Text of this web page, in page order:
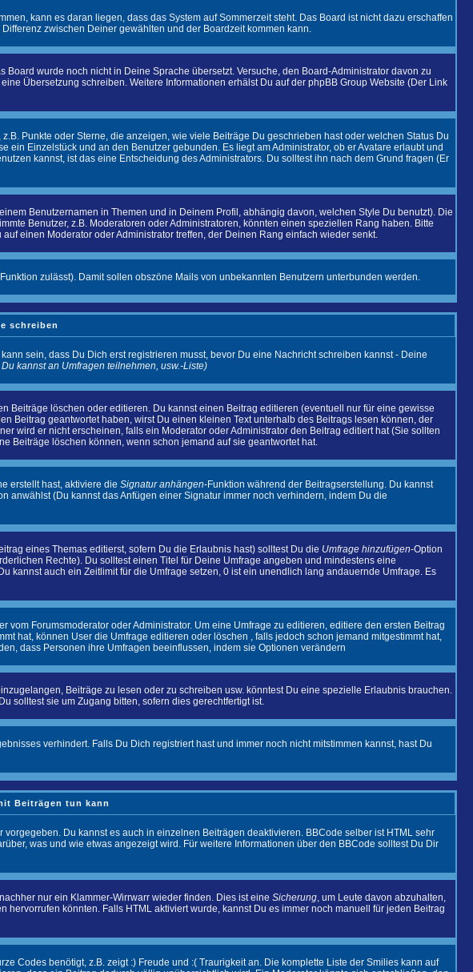
kann es daran liegen, dass das System auf Sommerzeit steht. Das Board ist nicht dazu erschaffen
zwischen Deiner gewählten und der Boardzeit kommen kann.
wurde noch nicht in Deine Sprache übersetzt. Versuche, den Board-Administrator davon zu
Übersetzung schreiben. Weitere Informationen erhälst Du auf der phpBB Group Website (Der Link
Punkte oder Sterne, die anzeigen, wie viele Beiträge Du geschrieben hast oder welchen Status Du
Einzelstück und an den Benutzer gebunden. Es liegt am Administrator, ob er Avatare erlaubt und
kannst, ist das eine Entscheidung des Administrators. Du solltest ihn nach dem Grund fragen (Er
Benutzernamen in Themen und in Deinem Profil, abhängig davon, welchen Style Du benutzt). Die
Benutzer, z.B. Moderatoren oder Administratoren, könnten einen speziellen Rang haben. Bitte
einen Moderator oder Administrator treffen, der Deinen Rang einfach wieder senkt.
zulässt). Damit sollen obszöne Mails von unbekannten Benutzern unterbunden werden.
schreiben
sein, dass Du Dich erst registrieren musst, bevor Du eine Nachricht schreiben kannst - Deine
kannst an Umfragen teilnehmen, usw.-Liste)
Beiträge löschen oder editieren. Du kannst einen Beitrag editieren (eventuell nur für eine gewisse
Beitrag geantwortet haben, wirst Du einen kleinen Text unterhalb des Beitrags lesen können, der
wird er nicht erscheinen, falls ein Moderator oder Administrator den Beitrag editiert hat (Sie sollten
Beiträge löschen können, wenn schon jemand auf sie geantwortet hat.
erstellt hast, aktiviere die Signatur anhängen-Funktion während der Beitragserstellung. Du kannst
(Du kannst das Anfügen einer Signatur immer noch verhindern, indem Du die
eines Themas editierst, sofern Du die Erlaubnis hast) solltest Du die Umfrage hinzufügen-Option
Rechte). Du solltest einen Titel für Deine Umfrage angeben und mindestens eine
kannst auch ein Zeitlimit für die Umfrage setzen, 0 ist ein unendlich lang andauernde Umfrage. Es
Forumsmoderator oder Administrator. Um eine Umfrage zu editieren, editiere den ersten Beitrag
hat, können User die Umfrage editieren oder löschen , falls jedoch schon jemand mitgestimmt hat,
dass Personen ihre Umfragen beeinflussen, indem sie Optionen verändern
Beiträge zu lesen oder zu schreiben usw. könntest Du eine spezielle Erlaubnis brauchen.
solltest sie um Zugang bitten, sofern dies gerechtfertigt ist.
verhindert. Falls Du Dich registriert hast und immer noch nicht mitstimmen kannst, hast Du
Beiträgen tun kann
Du kannst es auch in einzelnen Beiträgen deaktivieren. BBCode selber ist HTML sehr
was und wie etwas angezeigt wird. Für weitere Informationen über den BBCode solltest Du Dir
nur ein Klammer-Wirrwarr wieder finden. Dies ist eine Sicherung, um Leute davon abzuhalten,
könnten. Falls HTML aktiviert wurde, kannst Du es immer noch manuell für jeden Beitrag
Codes benötigt, z.B. zeigt :) Freude und :( Traurigkeit an. Die komplette Liste der Smilies kann auf